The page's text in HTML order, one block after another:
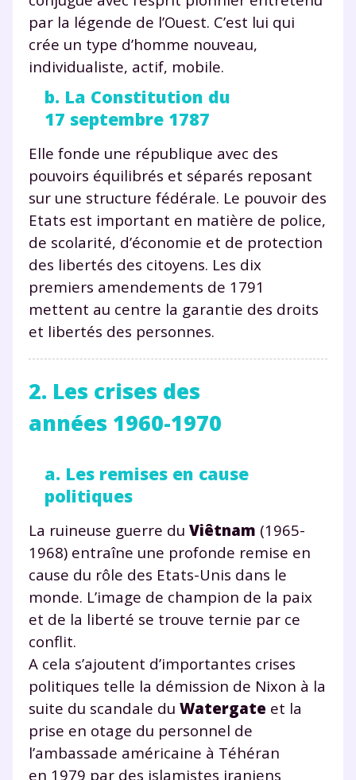
par la légende de l’Ouest. C’est lui qui
crée un type d’homme nouveau,
individualiste, actif, mobile.
b. La Constitution du
17 septembre 1787
Elle fonde une république avec des
pouvoirs équilibrés et séparés reposant
sur une structure fédérale. Le pouvoir des
Etats est important en matière de police,
de scolarité, d’économie et de protection
des libertés des citoyens. Les dix
premiers amendements de 1791
mettent au centre la garantie des droits
et libertés des personnes.
2. Les crises des
années 1960-1970
a. Les remises en cause
politiques
La ruineuse guerre du Viêtnam (1965-
1968) entraîne une profonde remise en
cause du rôle des Etats-Unis dans le
monde. L’image de champion de la paix
et de la liberté se trouve ternie par ce
conflit.
A cela s’ajoutent d’importantes crises
politiques telle la démission de Nixon à la
suite du scandale du Watergate et la
prise en otage du personnel de
l’ambassade américaine à Téhéran
en 1979 par des islamistes iraniens